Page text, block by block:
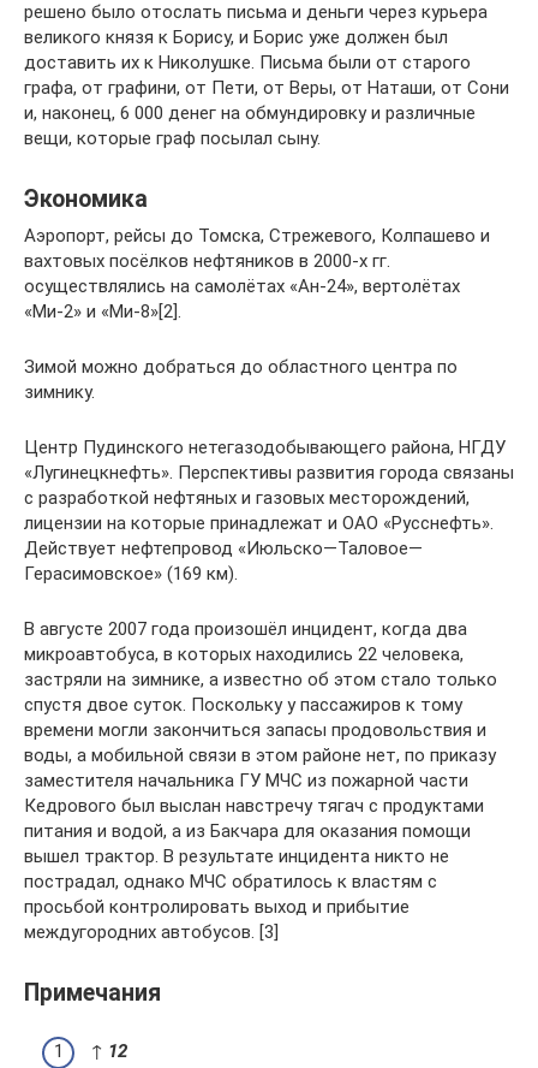
решено было отослать письма и деньги через курьера
великого князя к Борису, и Борис уже должен был
доставить их к Николушке. Письма были от старого
графа, от графини, от Пети, от Веры, от Наташи, от Сони
и, наконец, 6 000 денег на обмундировку и различные
вещи, которые граф посылал сыну.
Экономика
Аэропорт, рейсы до Томска, Стрежевого, Колпашево и
вахтовых посёлков нефтяников в 2000-х гг.
осуществлялись на самолётах «Ан-24», вертолётах
«Ми-2» и «Ми-8»[2].
Зимой можно добраться до областного центра по
зимнику.
Центр Пудинского нетегазодобывающего района, НГДУ
«Лугинецкнефть». Перспективы развития города связаны
с разработкой нефтяных и газовых месторождений,
лицензии на которые принадлежат и ОАО «Русснефть».
Действует нефтепровод «Июльско—Таловое—
Герасимовское» (169 км).
В августе 2007 года произошёл инцидент, когда два
микроавтобуса, в которых находились 22 человека,
застряли на зимнике, а известно об этом стало только
спустя двое суток. Поскольку у пассажиров к тому
времени могли закончиться запасы продовольствия и
воды, а мобильной связи в этом районе нет, по приказу
заместителя начальника ГУ МЧС из пожарной части
Кедрового был выслан навстречу тягач с продуктами
питания и водой, а из Бакчара для оказания помощи
вышел трактор. В результате инцидента никто не
пострадал, однако МЧС обратилось к властям с
просьбой контролировать выход и прибытие
междугородних автобусов. [3]
Примечания
↑ 12